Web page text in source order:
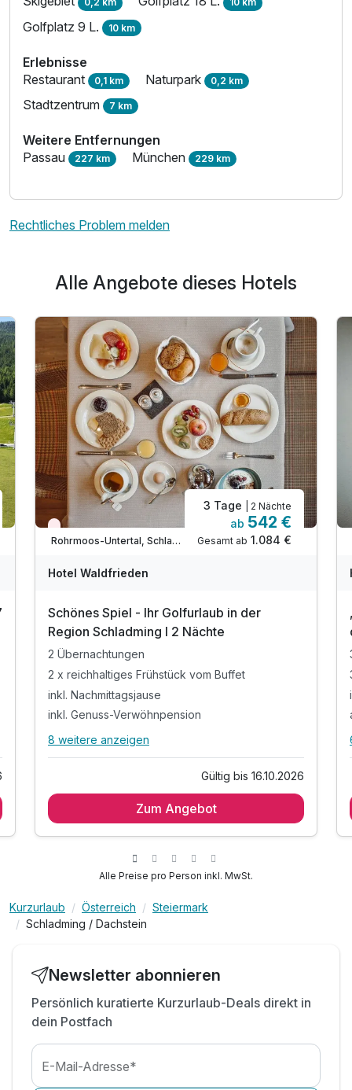
Golfplatz 9 L. 10 km
Erlebnisse
Restaurant 0,1 km Naturpark 0,2 km
Stadtzentrum 7 km
Weitere Entfernungen
Passau 227 km München 229 km
Rechtliches Problem melden
Alle Angebote dieses Hotels
Wieder frei ab September
Rohrmoos-Untertal, Schladming / Dachstein
3 Tage | 2 Nächte
ab 542 €
Gesamt ab 1.084 €
Hotel Waldfrieden
Schönes Spiel - Ihr Golfurlaub in der
Region Schladming I 2 Nächte
2 Übernachtungen
2 x reichhaltiges Frühstück vom Buffet
inkl. Nachmittagsjause
inkl. Genuss-Verwöhnpension
Alle Inklusivleistungen
2 x reichhaltiges Frühstück vom Buffet
alle Waldfrieden-Inklusivleistungen
Benützung unseres Wellnessbereiches
Wellnesstasche mit kuscheligem Bademantel
2x Greenfee GC Schladming-Dachstein
Kleines Dankeschön bei der Abreise
8 weitere anzeigen
Gültig bis 16.10.2026
Zum Angebot
Alle Preise pro Person inkl. MwSt.
Kurzurlaub Österreich
Steiermark
Schladming / Dachstein
Newsletter abonnieren
Persönlich kuratierte Kurzurlaub-Deals direkt in
dein Postfach
E-Mail-Adresse*